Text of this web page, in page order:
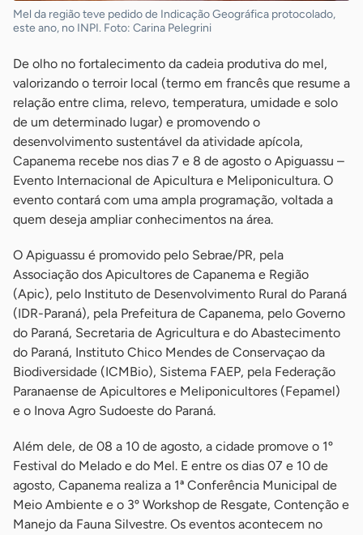
Mel da região teve pedido de Indicação Geográfica protocolado,
este ano, no INPI. Foto: Carina Pelegrini
De olho no fortalecimento da cadeia produtiva do mel,
valorizando o terroir local (termo em francês que resume a
relação entre clima, relevo, temperatura, umidade e solo
de um determinado lugar) e promovendo o
desenvolvimento sustentável da atividade apícola,
Capanema recebe nos dias 7 e 8 de agosto o Apiguassu –
Evento Internacional de Apicultura e Meliponicultura. O
evento contará com uma ampla programação, voltada a
quem deseja ampliar conhecimentos na área.
O Apiguassu é promovido pelo Sebrae/PR, pela
Associação dos Apicultores de Capanema e Região
(Apic), pelo Instituto de Desenvolvimento Rural do Paraná
(IDR-Paraná), pela Prefeitura de Capanema, pelo Governo
do Paraná, Secretaria de Agricultura e do Abastecimento
do Paraná, Instituto Chico Mendes de Conservaçao da
Biodiversidade (ICMBio), Sistema FAEP, pela Federação
Paranaense de Apicultores e Meliponicultores (Fepamel)
e o Inova Agro Sudoeste do Paraná.
Além dele, de 08 a 10 de agosto, a cidade promove o 1º
Festival do Melado e do Mel. E entre os dias 07 e 10 de
agosto, Capanema realiza a 1ª Conferência Municipal de
Meio Ambiente e o 3º Workshop de Resgate, Contenção e
Manejo da Fauna Silvestre. Os eventos acontecem no